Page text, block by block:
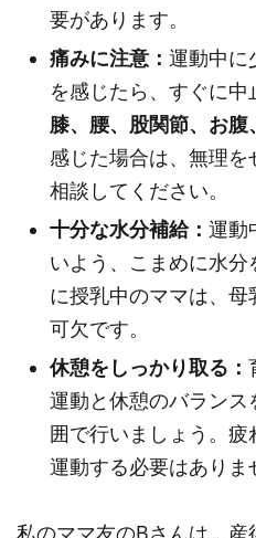
要があります。
痛みに注意： 運動中に
を感じたら、すぐに中
膝、腰、股関節、お腹
感じた場合は、無理
相談してください。
十分な水分補給： 運動
いよう、こまめに水
に授乳中のママは、
可欠です。
休憩をしっかり取る：
運動と休憩のバラン
囲で行いましょう。
運動する必要はありま
私のママ友のBさんは、